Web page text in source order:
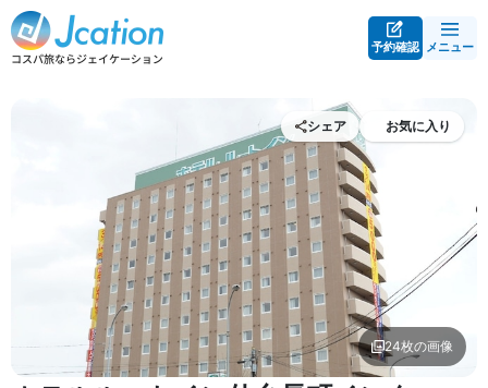
予約確認 メニュー
シェア お気に入り
24枚の画像